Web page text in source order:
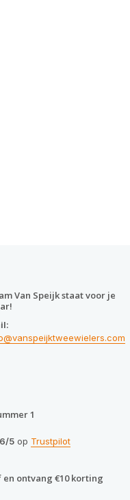
Van Speijk staat voor je
1
5op Trustpilot
ontvang €10 korting